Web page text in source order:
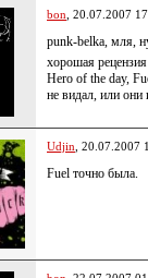
bon , 20.07.2007
punk-bеlkа, мля,
хорошая
Hero of the day,
не видал, или они
Udjin , 20.07.2007
Fuel точно была.